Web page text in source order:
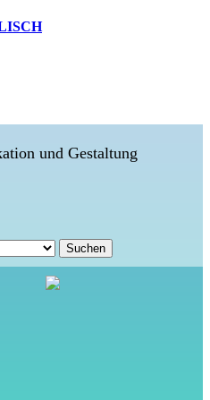
und Gestaltung